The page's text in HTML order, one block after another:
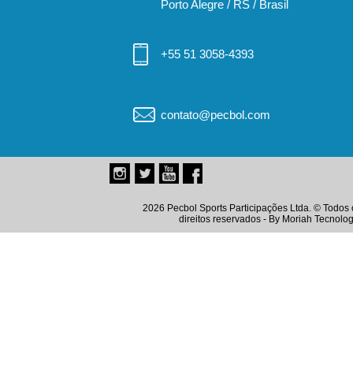
Porto Alegre / RS / Brasil
+55 51 3058-4393
contato@pecbol.com
2026 Pecbol Sports Participações Ltda. © Todos
direitos reservados - By Moriah